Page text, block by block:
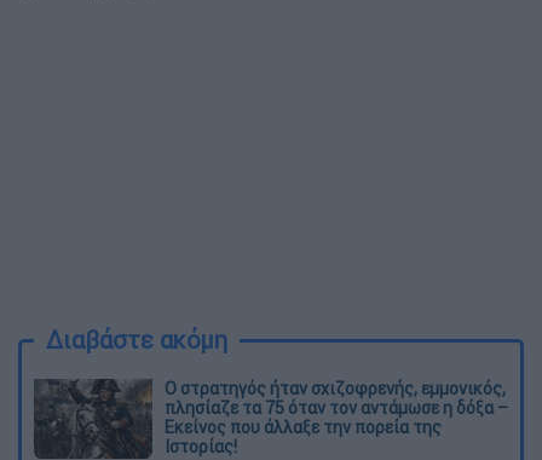
Διαβάστε ακόμη
O στρατηγός ήταν σχιζοφρενής, εμμονικός,
πλησίαζε τα 75 όταν τον αντάμωσε η δόξα –
Εκείνος που άλλαξε την πορεία της
Ιστορίας!